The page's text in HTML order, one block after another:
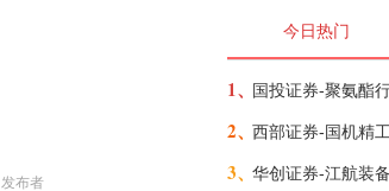
发布者
今日热门
1、
2、
3、